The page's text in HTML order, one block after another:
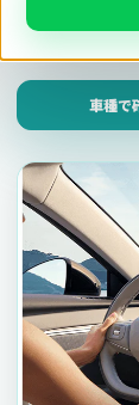
このページ内で見られます。
車種で